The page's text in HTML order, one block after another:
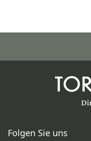
Folgen Sie uns